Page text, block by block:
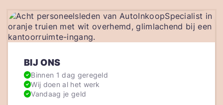
BIJ ONS
Binnen 1 dag geregeld
Wij doen al het werk
Vandaag je geld